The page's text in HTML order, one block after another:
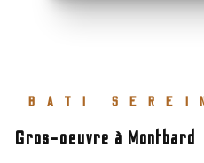
BATI
gros-oeuvre à Montbard